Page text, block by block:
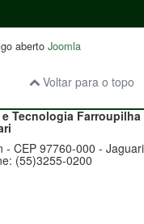
aberto Joomla
Voltar para o topo
Tecnologia Farroupilha
- CEP 97760-000 - Jaguari
(55)3255-0200